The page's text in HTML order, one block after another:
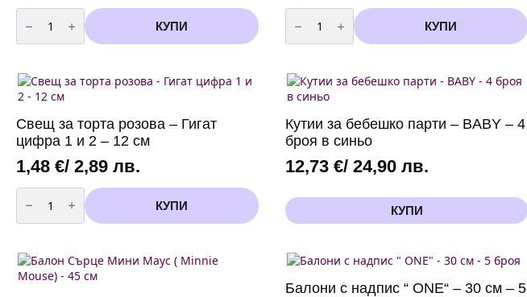
количество
за
Комплект
Балони
слон
и
цифра
1
ви
рожден
ден"
/3
КУПИ
количество
за
Фолио
Балон
-
микс
лилави
КУПИ
Свещ за торта розова – Гигат
цифра 1 и 2 – 12 см
1,48 €/ 2,89 лв.
количество
за
за
-
Гигат
цифра
КУПИ
Кутии за бебешко парти – BABY – 4
броя в синьо
12,73€/ 24,90 лв.
КУПИ
Балони с надпис “ ONE“ – 30 см – 5